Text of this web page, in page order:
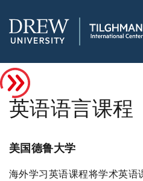
英语语言课程
美国德鲁大学
海外学习英语课程将学术英语